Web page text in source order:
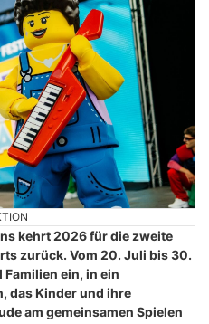
kehrt 2026 für die zweite
zurück. Vom 20. Juli bis 30.
Familien ein, in ein
das Kinder und ihre
am gemeinsamen Spielen